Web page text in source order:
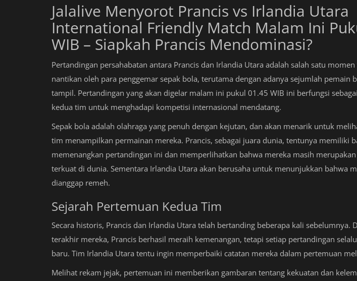
Jalalive Menyorot Prancis vs Irlandia Utara
International Friendly Match Malam Ini
WIB – Siapkah Prancis Mendominasi?
Pertandingan persahabatan antara Prancis dan Irlandia Utara adalah salah satu
nantikan oleh para penggemar sepak bola, terutama dengan adanya sejumlah pemain
tampil. Pertandingan yang akan digelar malam ini pukul 01.45 WIB ini berfungsi
kedua tim untuk menghadapi kompetisi internasional mendatang.
Sepak bola adalah olahraga yang penuh dengan kejutan, dan akan menarik untuk
tim menampilkan permainan mereka. Prancis, sebagai juara dunia, tentunya memiliki
memenangkan pertandingan ini dan memperlihatkan bahwa mereka masih
terkuat di dunia. Sementara Irlandia Utara akan berusaha untuk menunjukkan bahwa
dianggap remeh.
Sejarah Pertemuan Kedua Tim
Secara historis, Prancis dan Irlandia Utara telah bertanding beberapa kali sebelumnya.
terakhir mereka, Prancis berhasil meraih kemenangan, tetapi setiap pertandingan
baru. Tim Irlandia Utara tentu ingin memperbaiki catatan mereka dalam pertemuan
Melihat rekam jejak, pertemuan ini memberikan gambaran tentang kekuatan dan